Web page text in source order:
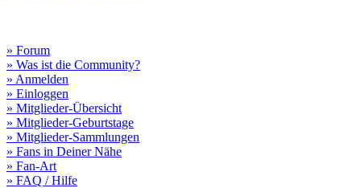
» Forum
» Was ist die Community?
» Anmelden
» Einloggen
» Mitglieder-Übersicht
» Mitglieder-Geburtstage
» Mitglieder-Sammlungen
» Fans in Deiner Nähe
» Fan-Art
» FAQ / Hilfe